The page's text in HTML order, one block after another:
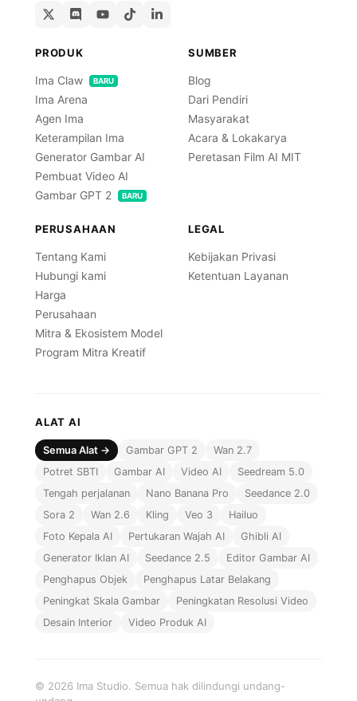
PRODUK
Ima Claw BARU
Ima Arena
Agen Ima
Keterampilan Ima
Generator Gambar AI
Pembuat Video AI
Gambar GPT 2
BARU
SUMBER
Blog
Dari Pendiri
Masyarakat
Acara & Lokakarya
Peretasan Film AI MIT
PERUSAHAAN
Tentang Kami
Hubungi kami
Harga
Perusahaan
Mitra & Ekosistem Model
Program Mitra Kreatif
LEGAL
Kebijakan Privasi
Ketentuan Layanan
ALAT AI
Semua Alat → Gambar GPT 2
Wan 2.7
Potret SBTI
Gambar AI Video AI
Seedream 5.0
Tengah perjalanan
Nano Banana Pro
Seedance 2.0
Sora 2
Wan 2.6 Kling Veo 3
Hailuo
Foto Kepala AI
Pertukaran Wajah AI
Ghibli AI
Generator Iklan AI
Seedance 2.5
Editor Gambar AI
Penghapus Objek
Penghapus Latar Belakang
Peningkat Skala Gambar
Peningkatan Resolusi Video
Desain Interior
Video Produk AI
© 2026 Ima Studio. Semua hak dilindungi undang-